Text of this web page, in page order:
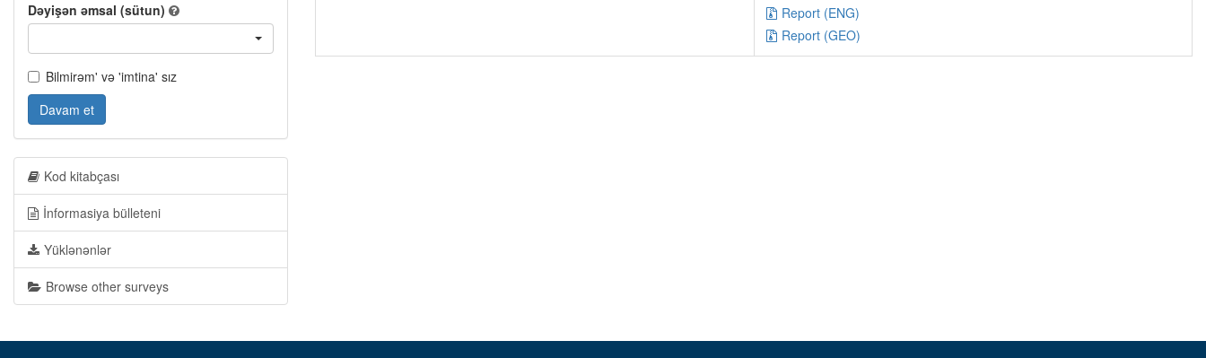
Report (ENG)
Report (GEO)
Dəyişən əmsal (sütun)
Bilmirəm' və 'imtina' sız
Davam et
Kod kitabçası
İnformasiya bülleteni
Yüklənənlər
Browse other surveys